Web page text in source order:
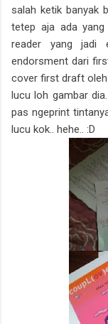
salah ketik banyak
tetep aja ada
reader yang jadi
endorsment dari
cover first draft
lucu loh gambar
pas ngeprint
lucu kok.. hehe.. :D